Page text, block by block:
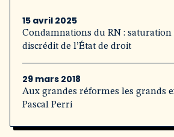
15 avril 2025
Condamnations du RN : saturation
discrédit de l’État de droit
29 mars 2018
Aux grandes réformes les grands
Pascal Perri